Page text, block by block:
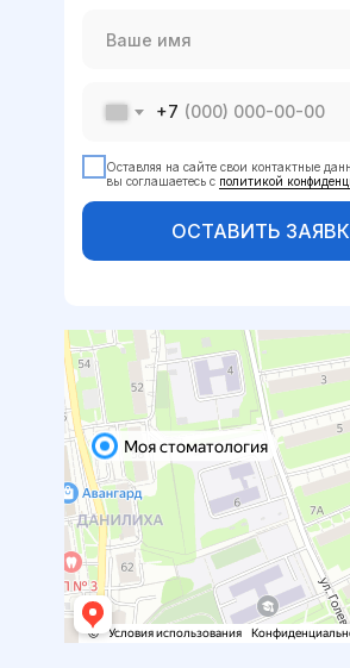
+7
Оставляя на сайте свои контактные
вы соглашаетесь с политикой
ОСТАВИТЬ